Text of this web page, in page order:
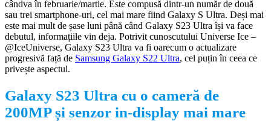
cândva în februarie/martie. Este compusă dintr-un număr de două
sau trei smartphone-uri, cel mai mare fiind Galaxy S Ultra. Deși mai
este mai mult de șase luni până când Galaxy S23 Ultra își va face
debutul, informațiile vin deja. Potrivit cunoscutului Universe Ice –
@IceUniverse, Galaxy S23 Ultra va fi oarecum o actualizare
progresivă față de Samsung Galaxy S22 Ultra, cel puțin în ceea ce
privește aspectul.
Galaxy S23 Ultra cu o cameră de
200MP și senzor in-display mai mare